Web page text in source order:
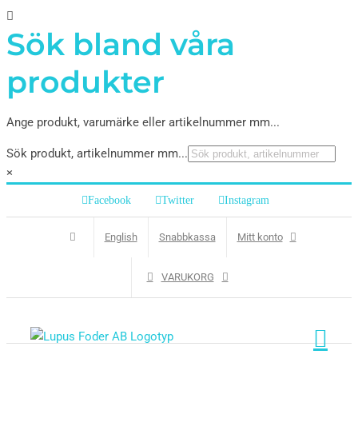
Sök bland våra
produkter
Ange produkt, varumärke eller artikelnummer mm...
Sök produkt, artikelnummer mm...
×
Facebook Twitter Instagram
English Snabbkassa Mitt konto
VARUKORG